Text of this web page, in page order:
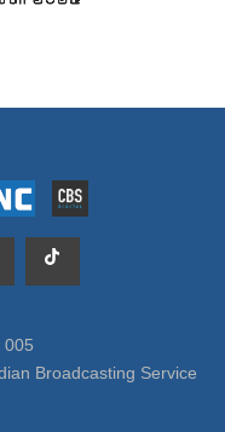
Broadcasting Service